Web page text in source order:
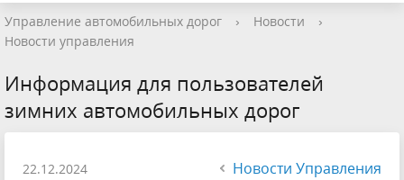
Управление автомобильных дорог › Новости
›
Новости управления
Информация для пользователей
зимних автомобильных дорог
22.12.2024 Новости Управления